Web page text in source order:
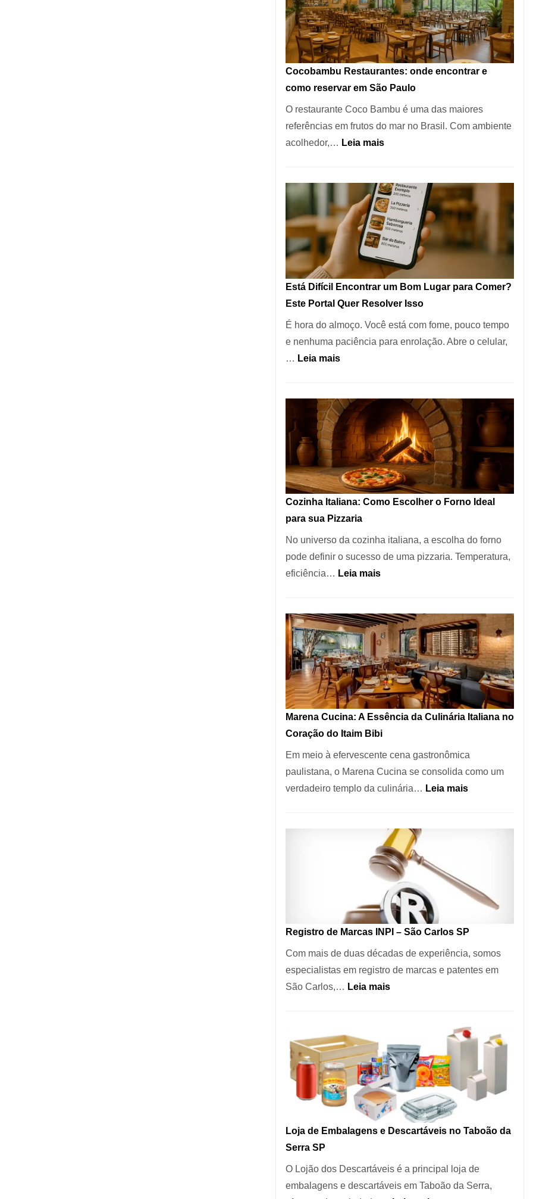
em
São
Paulo:
Um
Guia
Definitivo
para
a
Cocobambu Restaurantes: onde encontrar e
como reservar em São Paulo
O restaurante Coco Bambu é uma das maiores
referências em frutos do mar no Brasil. Com ambiente
acolhedor,… Leia mais:
onde
encontrar
e
como
reservar
em
São
Paulo
Está Difícil Encontrar um Bom Lugar para Comer?
Este Portal Quer Resolver Isso
É hora do almoço. Você está com fome, pouco tempo
e nenhuma paciência para enrolação. Abre o celular,
… Leia mais:
Encontrar
um
Bom
Lugar
para
Comer?
Este
Portal
Quer
Resolver
Isso
Cozinha Italiana: Como Escolher o Forno Ideal
para sua Pizzaria
No universo da cozinha italiana, a escolha do forno
pode definir o sucesso de uma pizzaria. Temperatura,
eficiência… Leia mais:
Como
Escolher
o
Forno
Ideal
para
sua
Pizzaria
Marena Cucina: A Essência da Culinária Italiana no
Coração do Itaim Bibi
Em meio à efervescente cena gastronômica
paulistana, o Marena Cucina se consolida como um
verdadeiro templo da culinária… Leia mais:
Culinária
Italiana
do
Itaim
Registro de Marcas INPI – São Carlos SP
Com mais de duas décadas de experiência, somos
especialistas em registro de marcas e patentes em
São Carlos,… Leia mais:
INPI
–
São
Carlos
Loja de Embalagens e Descartáveis no Taboão da
Serra SP
O Lojão dos Descartáveis é a principal loja de
embalagens e descartáveis em Taboão da Serra,